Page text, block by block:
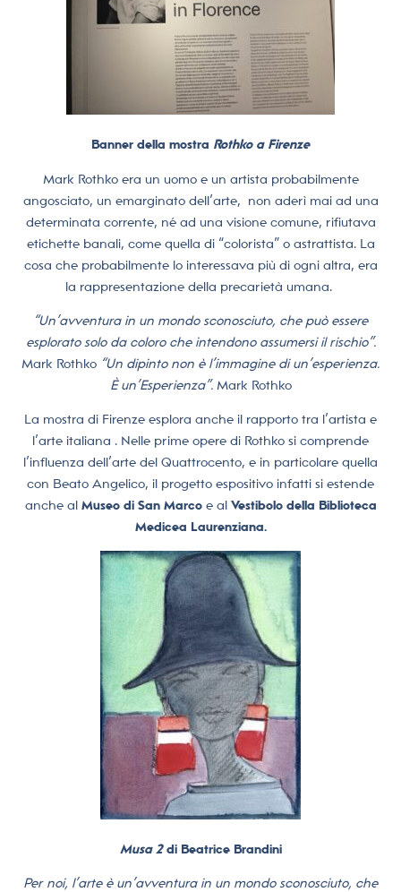
Banner della mostra Rothko a Firenze
Mark Rothko era un uomo e un artista probabilmente
angosciato, un emarginato dell’arte,
non aderì mai ad una
determinata corrente, né ad una visione comune, rifiutava
etichette banali, come quella di “colorista” o astrattista. La
cosa che probabilmente lo interessava più di ogni altra, era
la rappresentazione della precarietà umana.
“Un’avventura in un mondo sconosciuto, che può essere
esplorato solo da coloro che intendono assumersi il rischio”.
Mark Rothko “Un dipinto non è l’immagine di un’esperienza.
È un’Esperienza”. Mark Rothko
La mostra di Firenze esplora anche il rapporto tra l’artista e
l’arte italiana . Nelle prime opere di Rothko si comprende
l’influenza dell’arte del Quattrocento, e in particolare quella
con Beato Angelico, il progetto espositivo infatti si estende
anche al Museo di San Marcoe al Vestibolo della Biblioteca
Medicea Laurenziana.
Musa 2di Beatrice Brandini
Per noi, l’arte è un’avventura in un mondo sconosciuto, che